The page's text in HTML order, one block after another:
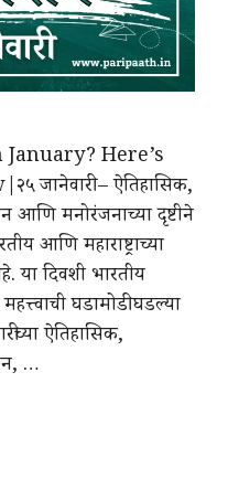
Here’s
– ऐतिहासिक,
आणि मनोरंजनाच्या दृष्टीने
आणि महाराष्ट्राच्या
या दिवशी भारतीय
घडामोडी घडल्या
ऐतिहासिक,
…